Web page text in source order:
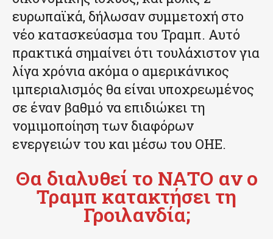
ευρωπαϊκά, δήλωσαν συμμετοχή στο
νέο κατασκεύασμα του Τραμπ. Αυτό
πρακτικά σημαίνει ότι τουλάχιστον για
λίγα χρόνια ακόμα ο αμερικάνικος
ιμπεριαλισμός θα είναι υποχρεωμένος
σε έναν βαθμό να επιδιώκει τη
νομιμοποίηση των διαφόρων
ενεργειών του και μέσω του ΟΗΕ.
Θα διαλυθεί το ΝΑΤΟ αν ο
Τραμπ κατακτήσει τη
Γροιλανδία;